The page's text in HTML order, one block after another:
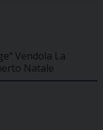
Vendola La
Natale